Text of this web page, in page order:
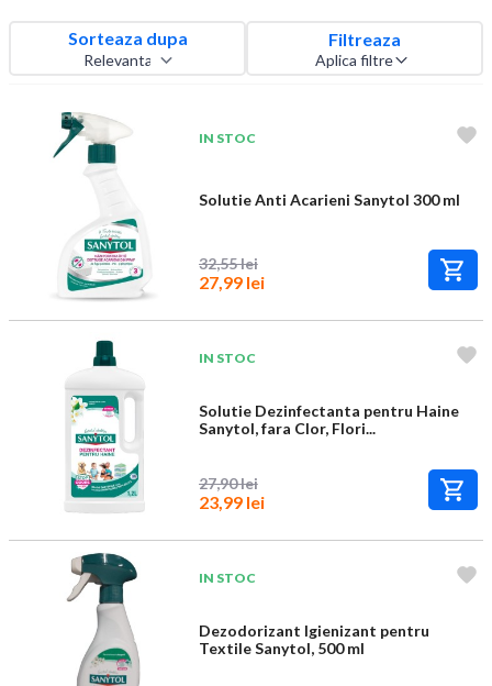
Sorteaza dupa Filtreaza
Aplica filtre
IN STOC
Solutie Anti Acarieni Sanytol 300 ml
32,55 lei
27,99 lei
IN STOC
Solutie Dezinfectanta pentru Haine
Sanytol, fara Clor, Flori...
27,90 lei
23,99 lei
IN STOC
Dezodorizant Igienizant pentru
Textile Sanytol, 500 ml